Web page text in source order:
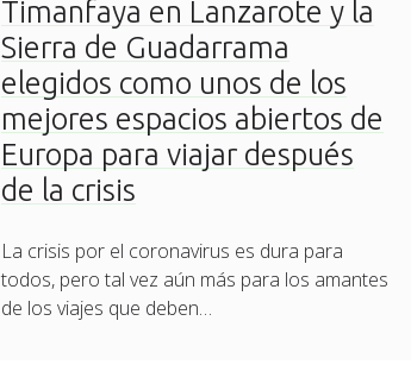
Timanfaya en Lanzarote y la
Sierra de Guadarrama
elegidos como unos de los
mejores espacios abiertos de
Europa para viajar después
de la crisis
La crisis por el coronavirus es dura para
todos, pero tal vez aún más para los amantes
de los viajes que deben…